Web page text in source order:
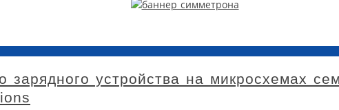
зарядного устройства на микросхемах